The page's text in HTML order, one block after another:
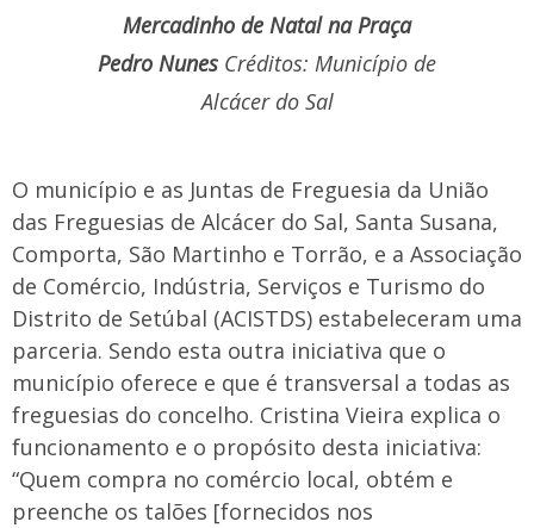
Mercadinho de Natal na Praça
Pedro Nunes Créditos: Município de
Alcácer do Sal
O município e as Juntas de Freguesia da União
das Freguesias de Alcácer do Sal, Santa Susana,
Comporta, São Martinho e Torrão, e a Associação
de Comércio, Indústria, Serviços e Turismo do
Distrito de Setúbal (ACISTDS) estabeleceram uma
parceria. Sendo esta outra iniciativa que o
município oferece e que é transversal a todas as
freguesias do concelho. Cristina Vieira explica o
funcionamento e o propósito desta iniciativa:
“Quem compra no comércio local, obtém e
preenche os talões [fornecidos nos